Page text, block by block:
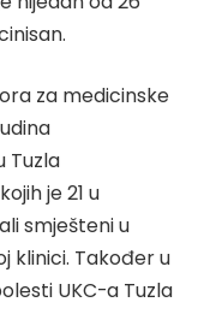
za medicinske
Tuzla
je 21 u
smješteni u
klinici. Također u
UKC-a Tuzla